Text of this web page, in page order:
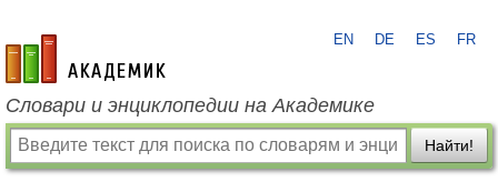
academic.ru
EN DE ES FR
Словари и энциклопедии на Академике
Найти!